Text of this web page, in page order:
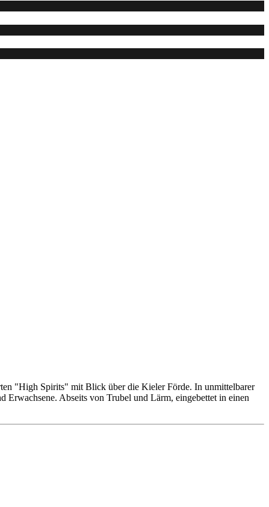
"High Spirits" mit Blick über die Kieler Förde. In unmittelbarer
Abseits von Trubel und Lärm, eingebettet in einen